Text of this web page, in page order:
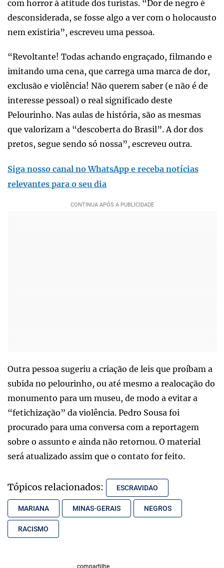
com horror à atitude dos turistas. “Dor de negro é
desconsiderada, se fosse algo a ver com o holocausto
nem existiria”, escreveu uma pessoa.
“Revoltante! Todas achando engraçado, filmando e
imitando uma cena, que carrega uma marca de dor,
exclusão e violência! Não querem saber (e não é de
interesse pessoal) o real significado deste
Pelourinho. Nas aulas de história, são as mesmas
que valorizam a “descoberta do Brasil”. A dor dos
pretos, segue sendo só nossa”, escreveu outra.
Siga nosso canal no WhatsApp e receba notícias
relevantes para o seu dia
Outra pessoa sugeriu a criação de leis que proíbam a
subida no pelourinho, ou até mesmo a realocação do
monumento para um museu, de modo a evitar a
“fetichização” da violência. Pedro Sousa foi
procurado para uma conversa com a reportagem
sobre o assunto e ainda não retornou. O material
será atualizado assim que o contato for feito.
Tópicos relacionados: ESCRAVIDAO
MARIANA MINAS-GERAIS NEGROS
RACISMO
compartilhe